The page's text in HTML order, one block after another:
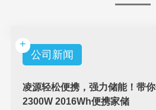
+
公司新闻
凌源轻松便携，强力储能！带
2300W 2016Wh便携家储